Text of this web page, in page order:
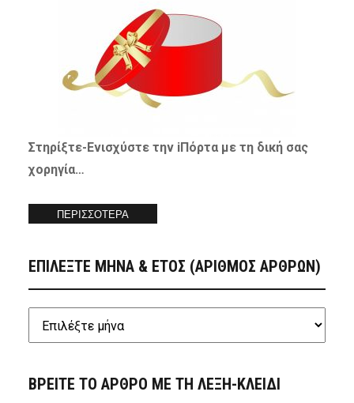
Στηρίξτε-Ενισχύστετην iΠόρτα με τη δική σας
χορηγία…
ΠΕΡΙΣΣΟΤΕΡΑ
ΕΠΙΛΕΞΤΕ ΜΗΝΑ & ΕΤΟΣ (ΑΡΙΘΜΟΣ ΑΡΘΡΩΝ)
ΒΡΕΙΤΕ ΤΟ ΑΡΘΡΟ ΜΕ ΤΗ ΛΕΞΗ-ΚΛΕΙΔΙ